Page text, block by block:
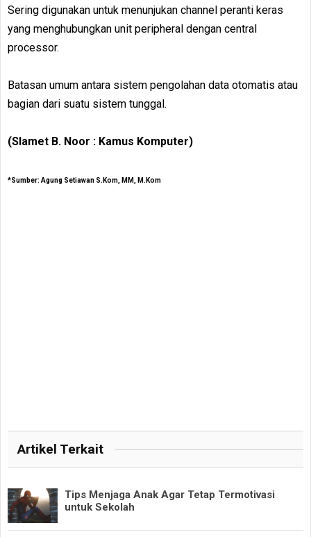
Sering digunakan untuk menunjukan channel peranti keras
yang menghubungkan unit peripheral dengan central
processor.
Batasan umum antara sistem pengolahan data otomatis atau
bagian dari suatu sistem tunggal.
(Slamet B. Noor : Kamus Komputer)
*Sumber: Agung Setiawan S.Kom, MM, M.Kom
Artikel Terkait
Tips Menjaga Anak Agar Tetap Termotivasi
untuk Sekolah